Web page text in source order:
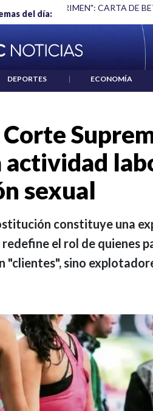
del día:
ABELARDO DE LA
DEPORTES | ECONOMÍA
sexual
constituye una
el rol de quienes
"clientes", sino